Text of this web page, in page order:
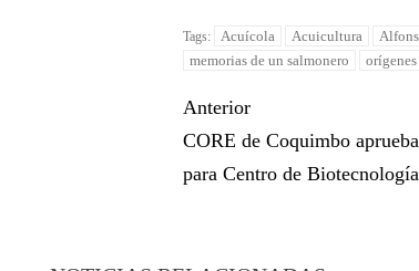
Tags: Acuícola Acuicultura
memorias de un salmonero
Anterior
CORE de Coquimbo
para Centro de